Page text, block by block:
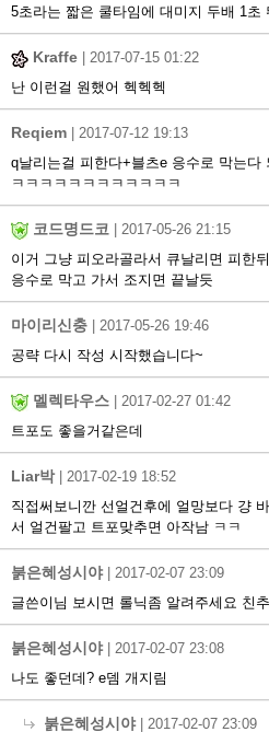
5초라는 짧은 쿨타임에 대미지 두배 1초
Kraffe 2017-07-15 01:22
난 이런걸 원했어 헥헥헥
Reqiem 2017-07-12 19:13
q날리는걸 피한다+블츠e 응수로 막는다
ㅋㅋㅋㅋㅋㅋㅋㅋㅋㅋㅋㅋ
코드명드코 2017-05-26 21:15
이거 그냥 피오라골라서 큐날리면 피한
응수로 막고 가서 조지면 끝날듯
마이리신충 2017-05-26 19:46
공략 다시 작성 시작했습니다~
멜렉타우스 2017-02-27 01:42
트포도 좋을거같은데
Liar박| 2017-02-19 18:52
직접써보니깐 선얼건후에 얼망보다 걍
서 얼건팔고 트포맞추면 아작남 ㅋㅋ
붉은혜성시야| 2017-02-07 23:09
글쓴이님 보시면 롤닉좀 알려주세요 친
붉은혜성시야| 2017-02-07 23:08
나도 좋던데? e뎀 개지림
붉은혜성시야| 2017-02-07 23:09